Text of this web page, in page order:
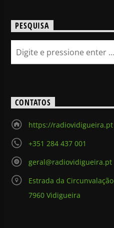
PESQUISA
CONTATOS
https://radiovidigueira.pt
+351 284 437 001
geral@radiovidigueira.pt
Estrada da Circunvalação
7960 Vidigueira